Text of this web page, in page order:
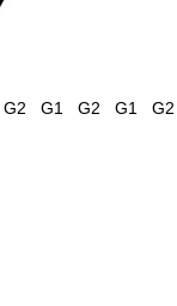
G2 G1 G2 G1
G2